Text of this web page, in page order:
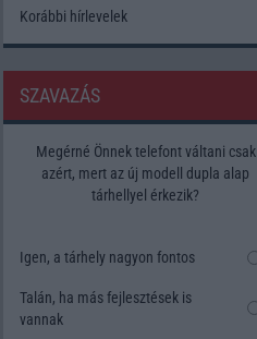
Korábbi hírlevelek
SZAVAZÁS
Megérné Önnek telefont váltani csak
azért, mert az új modell dupla alap
tárhellyel érkezik?
Igen, a tárhely nagyon fontos
Talán, ha más fejlesztések is
vannak